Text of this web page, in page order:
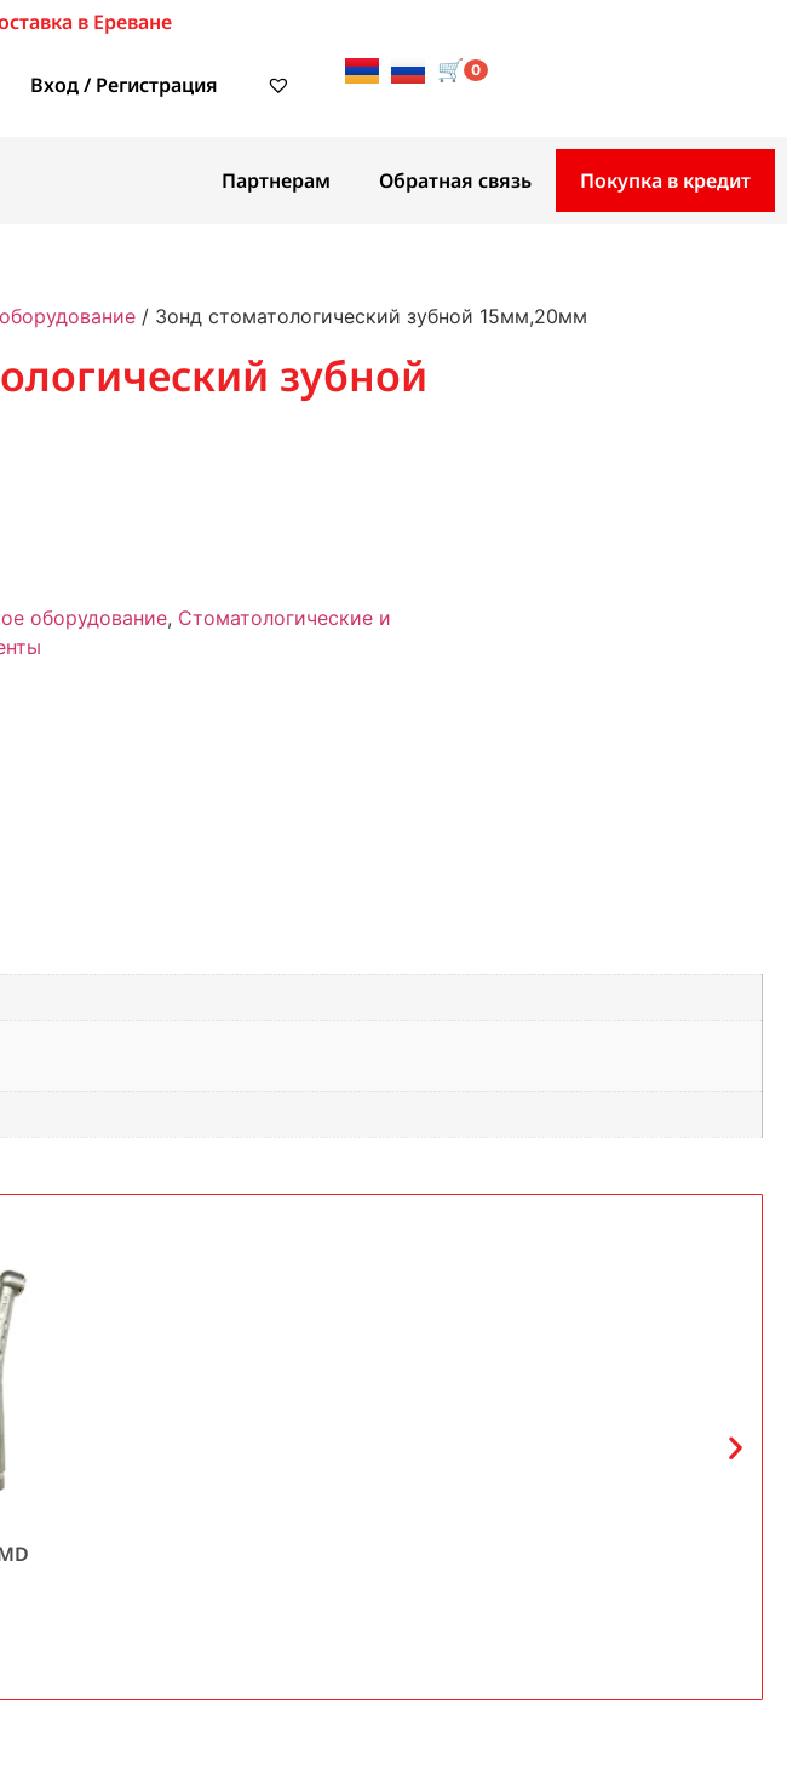
в Ереване
Вход / Регистрация
🛒 0
Партнерам Обратная связь Покупка в кредит
/ Зонд стоматологический зубной 15мм,20мм
зубной
оборудование, Стоматологические и